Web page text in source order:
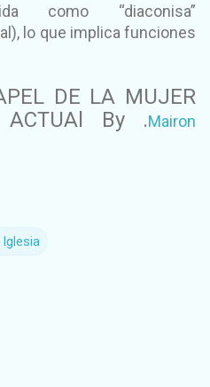
como “diaconisa”
lo que implica funciones
DE LA MUJER
ACTUAl By .Mairon